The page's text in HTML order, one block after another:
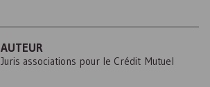
AUTEUR
Juris associations pour le Crédit Mutuel